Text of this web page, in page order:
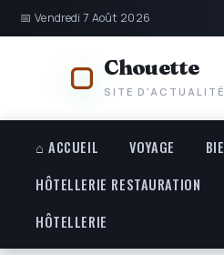
📅 Vendredi 7 Août 2026
Chouette
SITE
⌂ ACCUEIL VOYAGE
HÔTELLERIE RESTAURATION
HÔTELLERIE